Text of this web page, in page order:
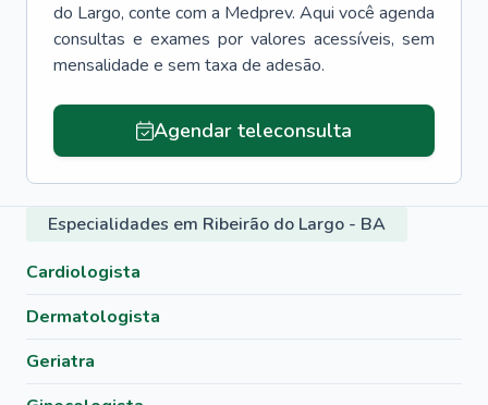
do Largo, conte com a Medprev. Aqui você agenda
consultas e exames por valores acessíveis, sem
mensalidade e sem taxa de adesão.
Agendar teleconsulta
Especialidades em Ribeirão do Largo - BA
Cardiologista
Dermatologista
Geriatra